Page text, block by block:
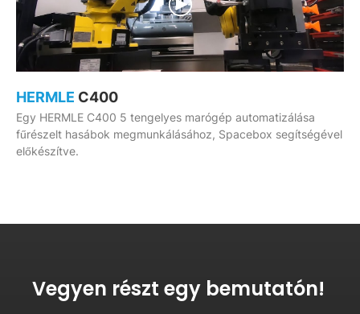
HERMLE C400
Egy HERMLE C400 5 tengelyes marógép automatizálása
fűrészelt hasábok megmunkálásához, Spacebox segítségével
előkészítve.
Vegyen részt egy bemutatón!